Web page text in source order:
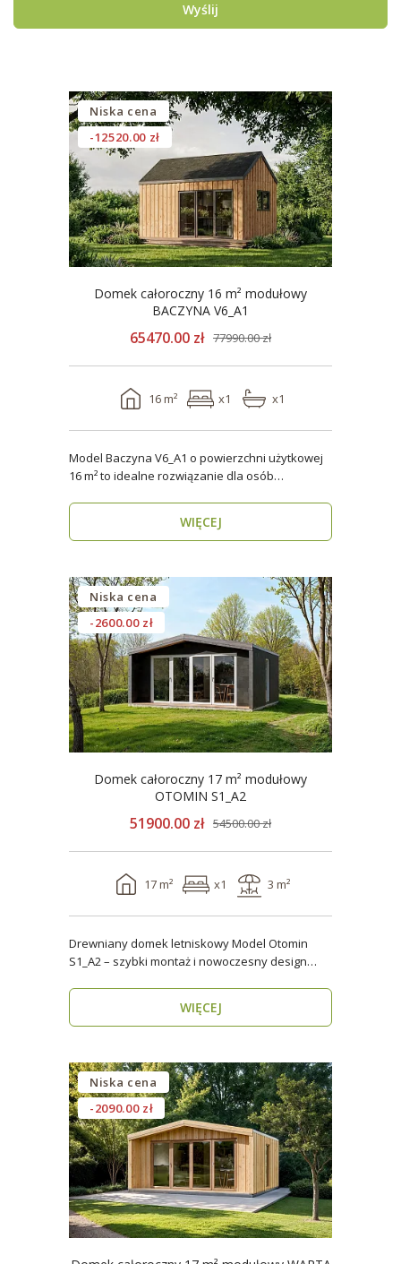
Wyślij
Niska cena
-12520.00 zł
Domek całoroczny 16 m² modułowy
BACZYNA V6_A1
65470.00 zł 77990.00 zł
16 m² x1 x1
Model Baczyna V6_A1 o powierzchni użytkowej
16 m² to idealne rozwiązanie dla osób
WIĘCEJ
Niska cena
-2600.00 zł
Domek całoroczny 17 m² modułowy
OTOMIN S1_A2
51900.00 zł 54500.00 zł
17 m² x1 3 m²
Drewniany domek letniskowy Model Otomin
S1_A2 – szybki montaż i nowoczesny design
WIĘCEJ
Niska cena
-2090.00 zł